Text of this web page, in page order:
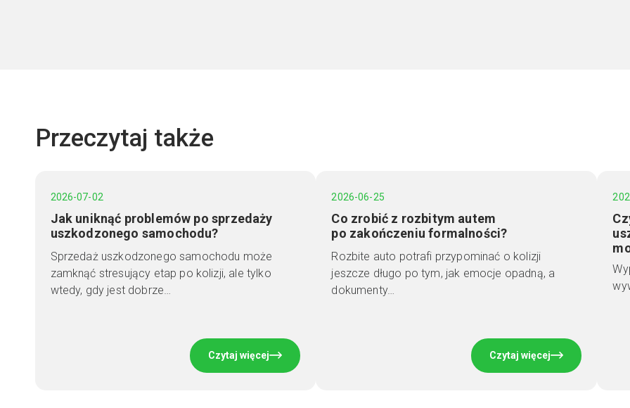
Przeczytaj także
2026-07-02
Jak uniknąć problemów po sprzedaży
uszkodzonego samochodu?
Sprzedaż uszkodzonego samochodu może
zamknąć stresujący etap po kolizji, ale tylko
wtedy, gdy jest dobrze…
Czytaj więcej
2026-06-25
Co zrobić z rozbitym autem
po zakończeniu formalności?
Rozbite auto potrafi przypominać o kolizji
jeszcze długo po tym, jak emocje opadną, a
dokumenty…
Czytaj więcej